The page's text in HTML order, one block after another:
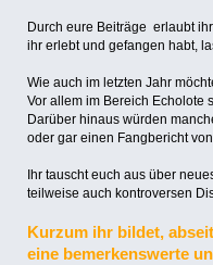
Durch eure Beiträge erlaubt
ihr erlebt und gefangen habt,
Wie auch im letzten Jahr
Vor allem im Bereich Echolote
Darüber hinaus würden
oder gar einen Fangbericht
Ihr tauscht euch aus über
teilweise auch kontroversen
Kurzum ihr bildet,
eine bemerkenswerte